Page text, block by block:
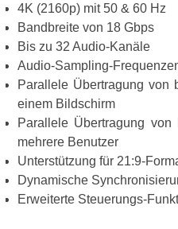
4K (2160p) mit 50 & 60 Hz
Bandbreite von 18 Gbps
Bis zu 32 Audio-Kanäle
Audio-Sampling-
Parallele Übertragung von
einem Bildschirm
Parallele Übertragung
mehrere Benutzer
Unterstützung für 21:9-
Dynamische
Erweiterte Steuerungs-